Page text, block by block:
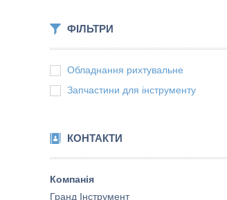
ФІЛЬТРИ
Обладнання рихтувальне
Запчастини для інструменту
КОНТАКТИ
Гранд Інструмент